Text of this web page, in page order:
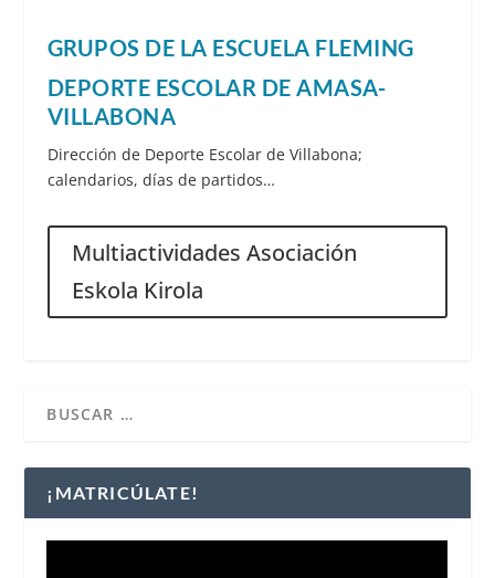
GRUPOS DE LA ESCUELA FLEMING
DEPORTE ESCOLAR DE AMASA-
VILLABONA
Dirección de Deporte Escolar de Villabona;
calendarios, días de partidos…
Multiactividades Asociación
Eskola Kirola
¡MATRICÚLATE!